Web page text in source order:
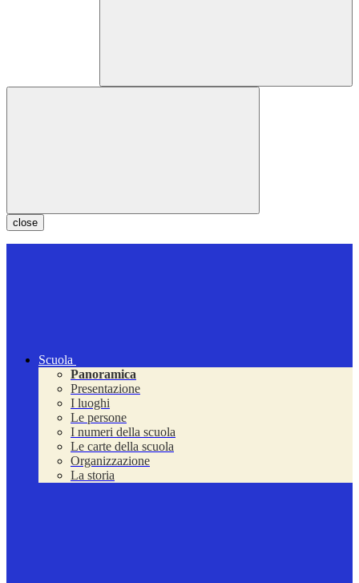
close
Scuola
Panoramica
Presentazione
I luoghi
Le persone
I numeri della scuola
Le carte della scuola
Organizzazione
La storia